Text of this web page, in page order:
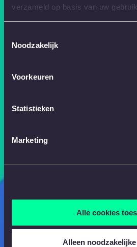
verzameld op basis van uw
Noodzakelijk
Voorkeuren
Statistieken
Marketing
Alle cookies
Alleen